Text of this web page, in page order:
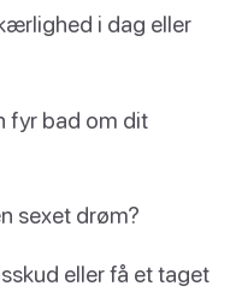
i dag eller
fyr bad om dit
sexet drøm?
eller få et taget